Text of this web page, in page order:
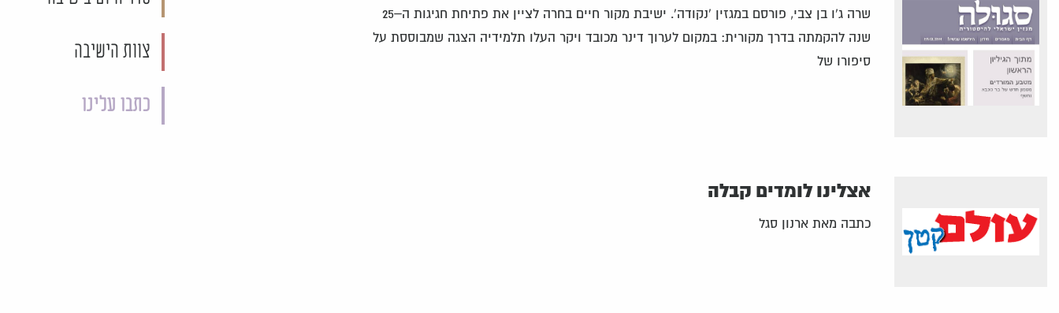
שרה ג'ו בן צבי, פורסם במגזין 'נקודה'. ישיבת מקור חיים בחרה לציין את פתיחת חגיגות ה–25
שנה להקמתה בדרך מקורית: במקום לערוך דינר מכובד ויקר העלו תלמידיה הצגה שמבוססת על
סיפורו של
אצלינו לומדים קבלה
כתבה מאת ארנון סגל
צוות הישיבה
כתבו עלינו